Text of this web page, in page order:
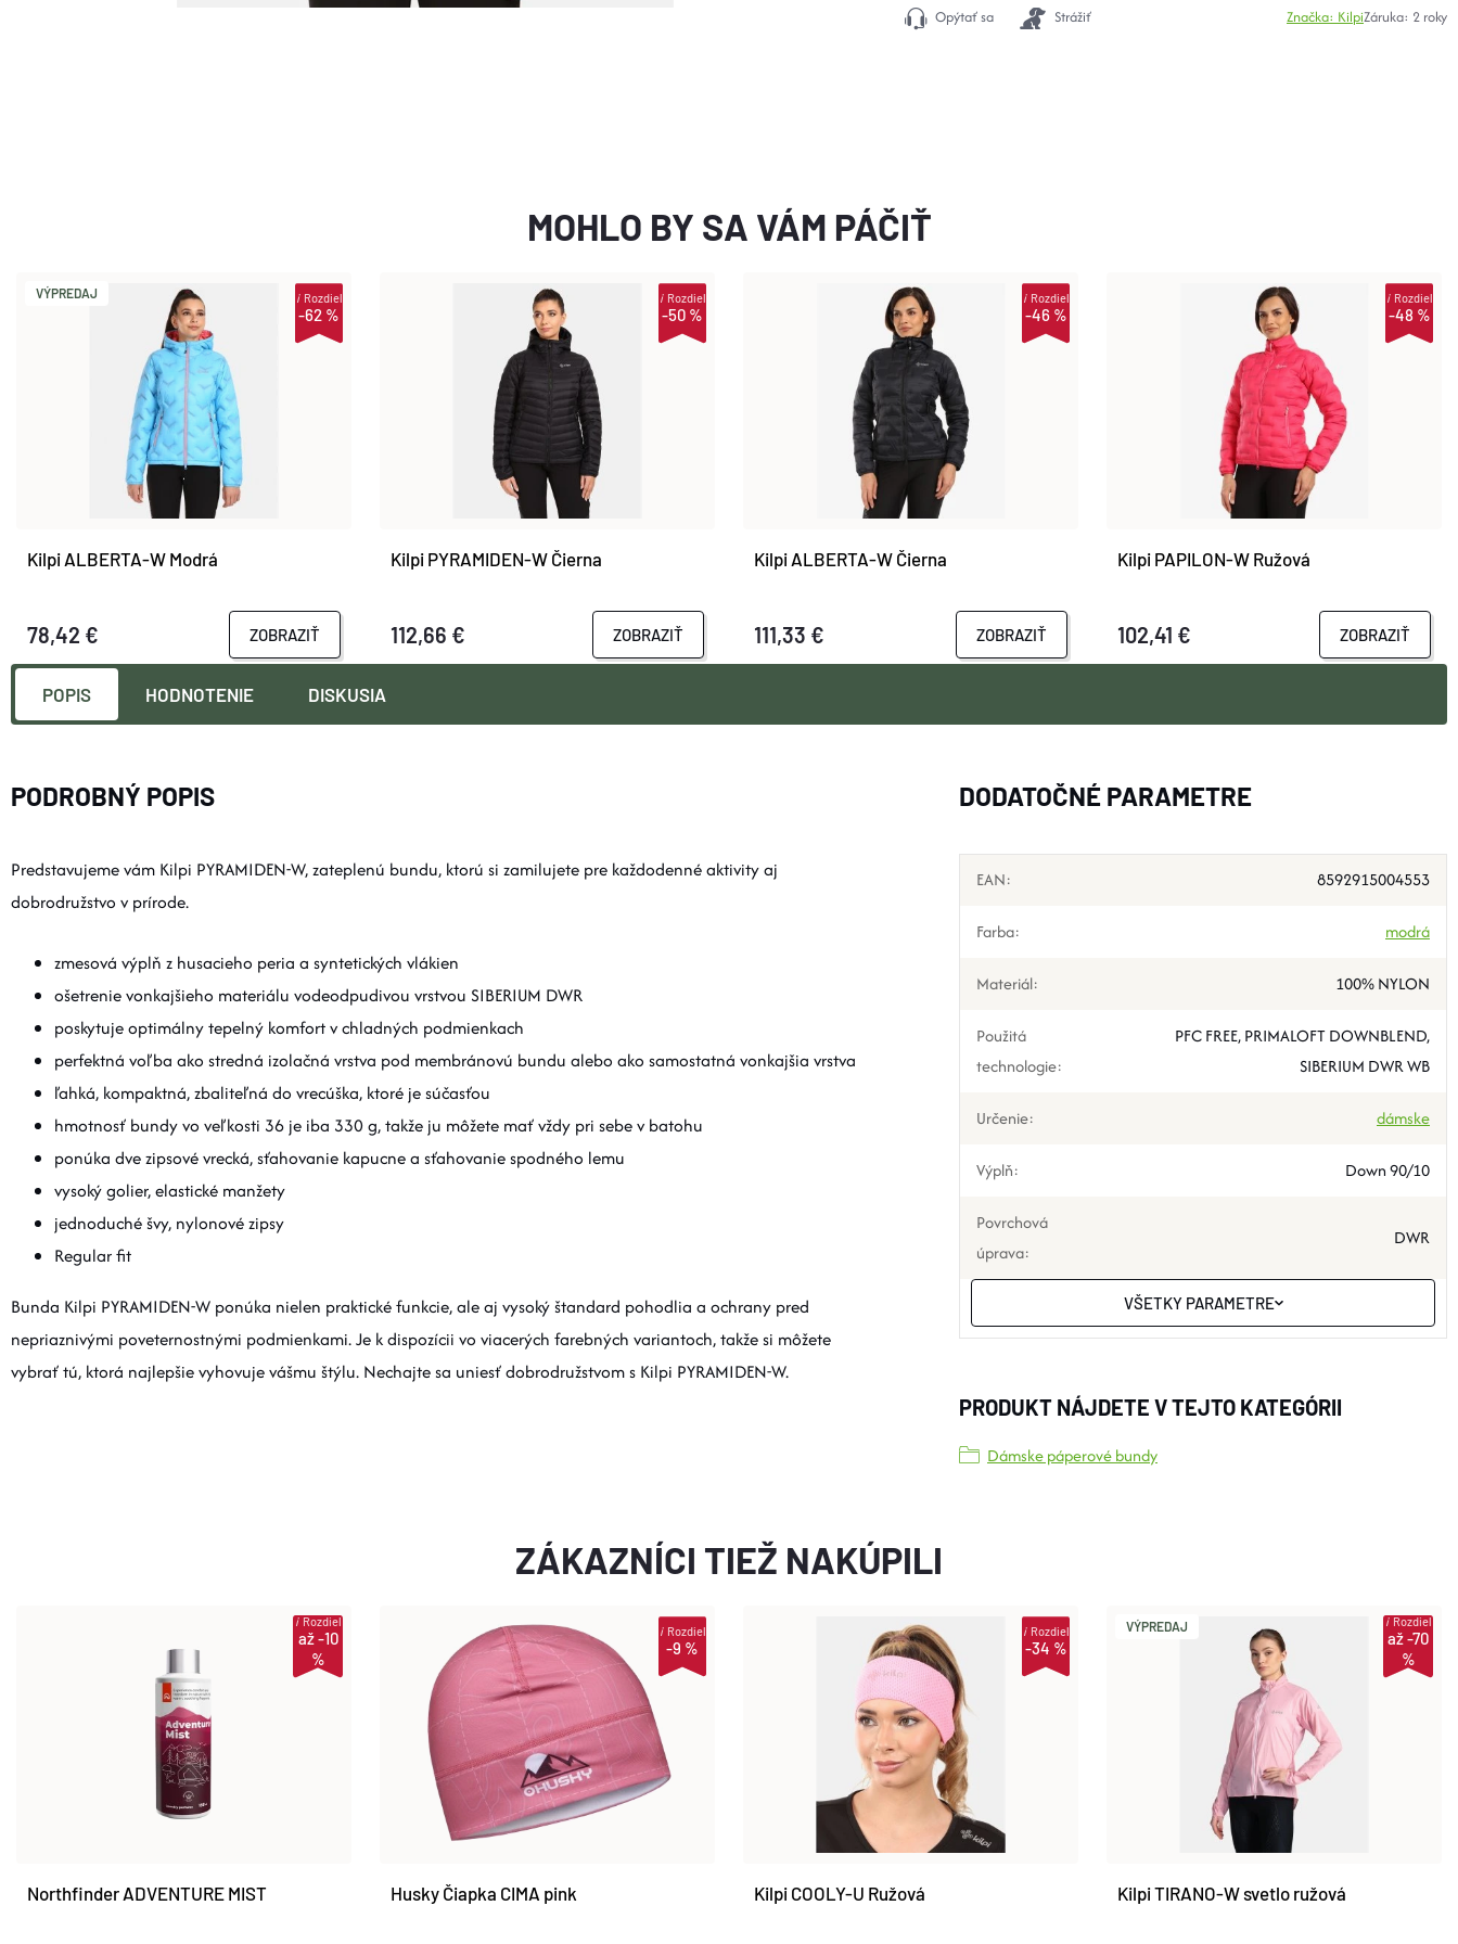
Opýtať sa Strážiť Značka: KilpiZáruka: 2 roky
MOHLO BY SA VÁM PÁČIŤ
VÝPREDAJ
-62 %
iRozdiel
Kilpi ALBERTA-W Modrá
78,42 € ZOBRAZIŤ
-50 %
iRozdiel
Kilpi PYRAMIDEN-W Čierna
112,66 € ZOBRAZIŤ
-46 %
iRozdiel
Kilpi ALBERTA-W Čierna
111,33 € ZOBRAZIŤ
-48 %
iRozdiel
Kilpi PAPILON-W Ružová
102,41 € ZOBRAZIŤ
POPIS HODNOTENIE DISKUSIA
PODROBNÝ POPIS
Predstavujeme vám Kilpi PYRAMIDEN-W, zateplenú bundu, ktorú si zamilujete pre každodenné aktivity aj
dobrodružstvo v prírode.
zmesová výplň z husacieho peria a syntetických vlákien
ošetrenie vonkajšieho materiálu vodeodpudivou vrstvou SIBERIUM DWR
poskytuje optimálny tepelný komfort v chladných podmienkach
perfektná voľba ako stredná izolačná vrstva pod membránovú bundu alebo ako samostatná vonkajšia vrstva
ľahká, kompaktná, zbaliteľná do vrecúška, ktoré je súčasťou
hmotnosť bundy vo veľkosti 36 je iba 330 g, takže ju môžete mať vždy pri sebe v batohu
ponúka dve zipsové vrecká, sťahovanie kapucne a sťahovanie spodného lemu
vysoký golier, elastické manžety
jednoduché švy, nylonové zipsy
Regular fit
Bunda Kilpi PYRAMIDEN-W ponúka nielen praktické funkcie, ale aj vysoký štandard pohodlia a ochrany pred
nepriaznivými poveternostnými podmienkami. Je k dispozícii vo viacerých farebných variantoch, takže si môžete
vybrať tú, ktorá najlepšie vyhovuje vášmu štýlu. Nechajte sa uniesť dobrodružstvom s Kilpi PYRAMIDEN-W.
DODATOČNÉ PARAMETRE
EAN: 8592915004553
Farba: modrá
Materiál: 100% NYLON
Použitá
technologie:
PFC FREE, PRIMALOFT DOWNBLEND,
SIBERIUM DWR WB
Určenie: dámske
Výplň: Down 90/10
Povrchová
úprava:
DWR
VŠETKY PARAMETRE
PRODUKT NÁJDETE V TEJTO KATEGÓRII
Dámske páperové bundy
ZÁKAZNÍCI TIEŽ NAKÚPILI
až -10
%
iRozdiel
Northfinder ADVENTURE MIST
-9 %
iRozdiel
Husky Čiapka CIMA pink
-34 %
iRozdiel
Kilpi COOLY-U Ružová
VÝPREDAJ
až -70
%
iRozdiel
Kilpi TIRANO-W svetlo ružová